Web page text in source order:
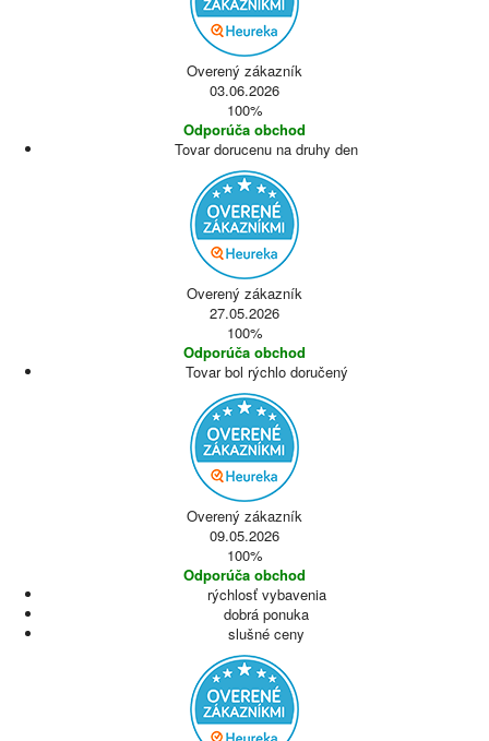
Overený zákazník
03.06.2026
100%
Odporúča obchod
Tovar dorucenu na druhy den
Overený zákazník
27.05.2026
100%
Odporúča obchod
Tovar bol rýchlo doručený
Overený zákazník
09.05.2026
100%
Odporúča obchod
rýchlosť vybavenia
dobrá ponuka
slušné ceny